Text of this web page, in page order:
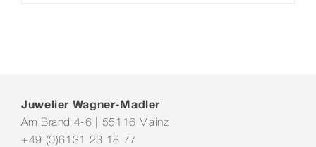
Juwelier Wagner-Madler
Am Brand 4-6 | 55116 Mainz
+49 (0)6131 23 18 77